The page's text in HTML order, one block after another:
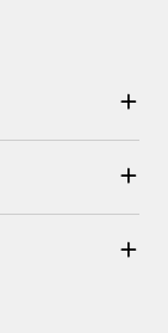
met een
over